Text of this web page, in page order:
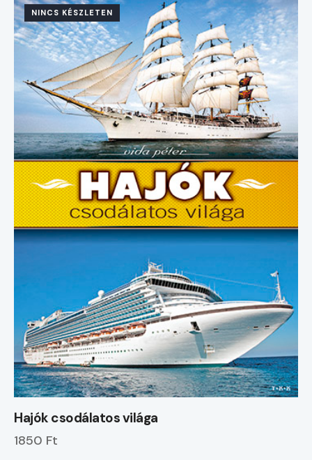
NINCS KÉSZLETEN
Hajók csodálatos világa
1850 Ft